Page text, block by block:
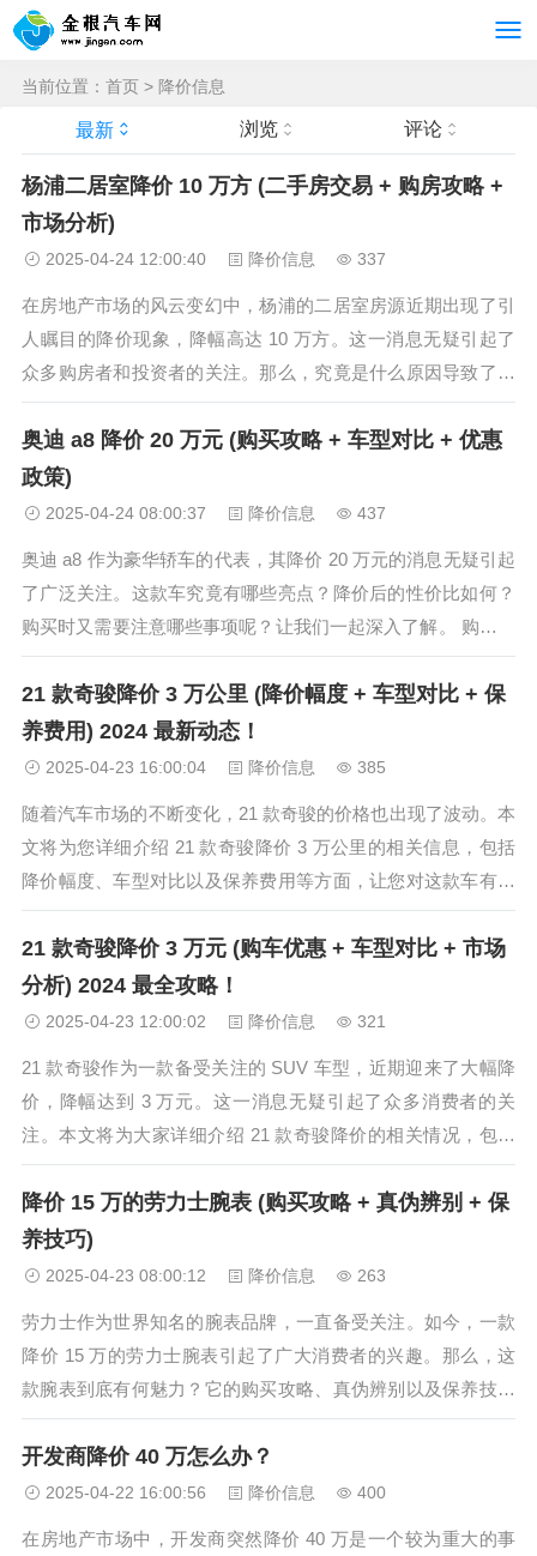
当前位置： 首页 > 降价信息
最新 浏览 评论
杨浦二居室降价 10 万方 (二手房交易 + 购房攻略 +
市场分析)
2025-04-24 12:00:40 降价信息 337
在房地产市场的风云变幻中，杨浦的二居室房源近期出现了引
人瞩目的降价现象，降幅高达 10 万方。这一消息无疑引起了
众多购房者和投资者的关注。那么，究竟是什么原因导致了杨
浦二居室的降价？这对购房者又意味着什么呢？接下来，让我
们一起深入探讨。 降价原因分析 从市场供需角度来看，杨浦
地区的房地产市场近期出...
奥迪 a8 降价 20 万元 (购买攻略 + 车型对比 + 优惠
政策)
2025-04-24 08:00:37 降价信息 437
奥迪 a8 作为豪华轿车的代表，其降价 20 万元的消息无疑引起
了广泛关注。这款车究竟有哪些亮点？降价后的性价比如何？
购买时又需要注意哪些事项呢？让我们一起深入了解。 购买攻
略 在购买奥迪 a8 时，要提前了解市场行情和各大经销商的优
惠政策。可以通过线上线下多种渠道进行比较，选择最优惠的
购买方案。...
21 款奇骏降价 3 万公里 (降价幅度 + 车型对比 + 保
养费用) 2024 最新动态！
2025-04-23 16:00:04 降价信息 385
随着汽车市场的不断变化，21 款奇骏的价格也出现了波动。本
文将为您详细介绍 21 款奇骏降价 3 万公里的相关信息，包括
降价幅度、车型对比以及保养费用等方面，让您对这款车有更
全面的了解。 一、降价幅度 21 款奇骏在市场上的降价幅度较
为明显，尤其是行驶 3 万公里后的车辆。这主要是由于车辆的
使用年...
21 款奇骏降价 3 万元 (购车优惠 + 车型对比 + 市场
分析) 2024 最全攻略！
2025-04-23 12:00:02 降价信息 321
21 款奇骏作为一款备受关注的 SUV 车型，近期迎来了大幅降
价，降幅达到 3 万元。这一消息无疑引起了众多消费者的关
注。本文将为大家详细介绍 21 款奇骏降价的相关情况，包括
购车优惠、车型对比以及市场分析等方面，帮助大家更好地了
解这款车型。 一、购车优惠 21 款奇骏降价 3 万元，这无疑是
一个...
降价 15 万的劳力士腕表 (购买攻略 + 真伪辨别 + 保
养技巧)
2025-04-23 08:00:12 降价信息 263
劳力士作为世界知名的腕表品牌，一直备受关注。如今，一款
降价 15 万的劳力士腕表引起了广大消费者的兴趣。那么，这
款腕表到底有何魅力？它的购买攻略、真伪辨别以及保养技巧
又有哪些呢？让我们一起深入了解。 购买攻略 要确定自己的
购买需求和预算。降价 15 万的劳力士腕表虽然价格较为诱
人，但也要根据自己...
开发商降价 40 万怎么办？
2025-04-22 16:00:56 降价信息 400
在房地产市场中，开发商突然降价 40 万是一个较为重大的事